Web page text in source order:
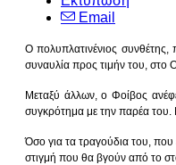
Email
Ο πολυπλατινένιος συνθέτης,
συναυλία προς τιμήν του, στο
Μεταξύ άλλων, ο Φοίβος
συγκρότημα με την παρέα του.
Όσο για τα τραγούδια του, που
στιγμή που θα βγούν από το